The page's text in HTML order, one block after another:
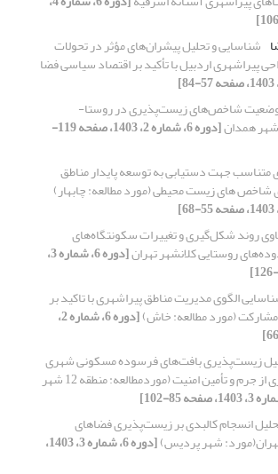
شناسایی و تحلیل پیشران‌های مؤثر در تحولات
پیراشهری اردبیل با تأکید بر اقتصاد سیاسی فضا
شاخص‌های زیست‌پذیری در روستا-
همدان [دوره 6، شماره 2، 1403، صفحه 119-
متناسب جهت دستیابی به توسعه پایدار مناطق
شاخص های زیست محیطی (مورد مطالعه: چابهار)
روند شکل‌گیری و تغییرات سکونتگاه‌های
روستایی کلانشهر تهران [دوره 6، شماره 3،
الگوی مدیریت مناطق پیراشهری با تاکید بر
(مورد مطالعه: خاش) [دوره 6، شماره 2،
زیست‌پذیری بافت‌های فرسوده مسکونی شهری
با تأکید بر پیشگیری از جرم و تأمین امنیت (موردمطالعه: منطقه 12 شهر
انسجام کالبدی بر زیست‌پذیری فضاهای
شهر پردیس) [دوره 6، شماره 3، 1403،